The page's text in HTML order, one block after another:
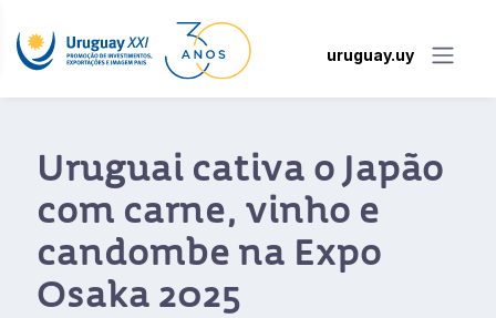
uruguay.uy
Uruguai cativa o Japão
com carne, vinho e
candombe na Expo
Osaka 2025